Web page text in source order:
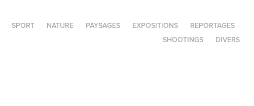
SPORT NATURE PAYSAGES EXPOSITIONS
REPORTAGES
SHOOTINGS
DIVERS